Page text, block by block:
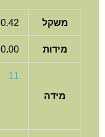
משקל 0.42 ק"ג
מידות 0.00 × 11.00 × 0.00 סנטימטרים
מידה
11